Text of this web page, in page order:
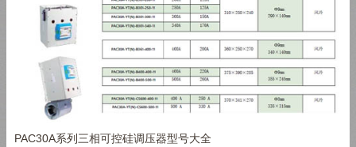
PAC30A系列三相可控硅调压器型号大全